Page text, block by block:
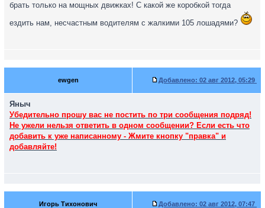
брать только на мощных движках! С какой же коробкой тогда
ездить нам, несчастным водителям с жалкими 105 лошадями?
ewgen Добавлено: 02 авг 2012, 05:29
Яныч
Убедительно прошу вас не постить по три сообщения подряд!
Не ужели нельзя ответить в одном сообщении? Если есть что
добавить к уже написанному - Жмите кнопку "правка" и
добавляйте!
Игорь Тихонович Добавлено: 02 авг 2012, 07:47